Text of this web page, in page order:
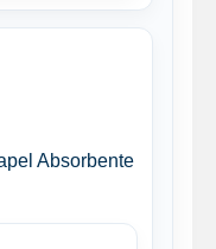
Absorbente